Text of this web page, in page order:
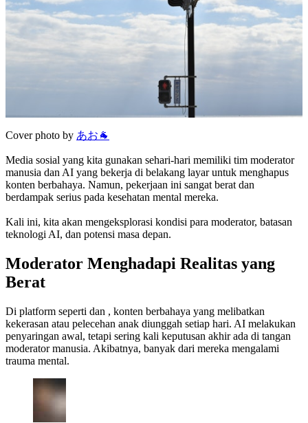
Cover photo by あお🐐
Media sosial yang kita gunakan sehari-hari memiliki tim moderator
manusia dan AI yang bekerja di belakang layar untuk menghapus
konten berbahaya. Namun, pekerjaan ini sangat berat dan
berdampak serius pada kesehatan mental mereka.
Kali ini, kita akan mengeksplorasi kondisi para moderator, batasan
teknologi AI, dan potensi masa depan.
Moderator Menghadapi Realitas yang
Berat
Di platform seperti dan , konten berbahaya yang melibatkan
kekerasan atau pelecehan anak diunggah setiap hari. AI melakukan
penyaringan awal, tetapi sering kali keputusan akhir ada di tangan
moderator manusia. Akibatnya, banyak dari mereka mengalami
trauma mental.